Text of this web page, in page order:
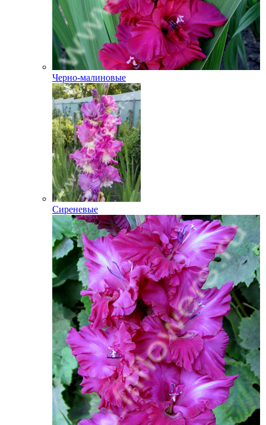
Черно-малиновые
Сиреневые